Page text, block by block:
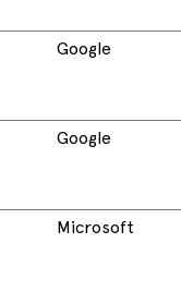
Google
Google
Microsoft